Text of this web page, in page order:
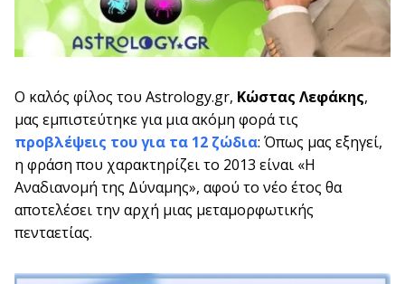
Ο καλός φίλος του Astrology.gr, Κώστας Λεφάκης,
μας εμπιστεύτηκε για μια ακόμη φορά τις
προβλέψεις του για τα 12 ζώδια: Όπως μας εξηγεί,
η φράση που χαρακτηρίζει το 2013 είναι «Η
Αναδιανομή της Δύναμης», αφού το νέο έτος θα
αποτελέσει την αρχή μιας μεταμορφωτικής
πενταετίας.